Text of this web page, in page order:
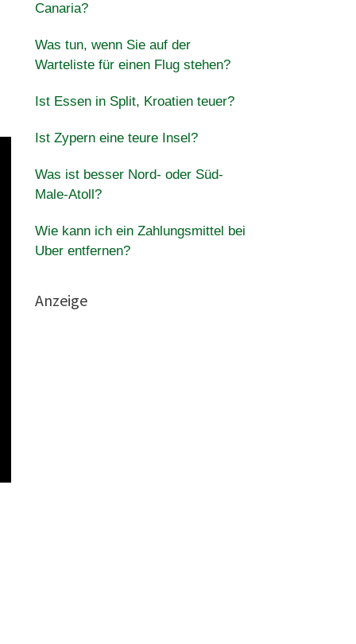
Canaria?
Was tun, wenn Sie auf der
Warteliste für einen Flug stehen?
Ist Essen in Split, Kroatien teuer?
Ist Zypern eine teure Insel?
Was ist besser Nord- oder Süd-
Male-Atoll?
Wie kann ich ein Zahlungsmittel bei
Uber entfernen?
Anzeige